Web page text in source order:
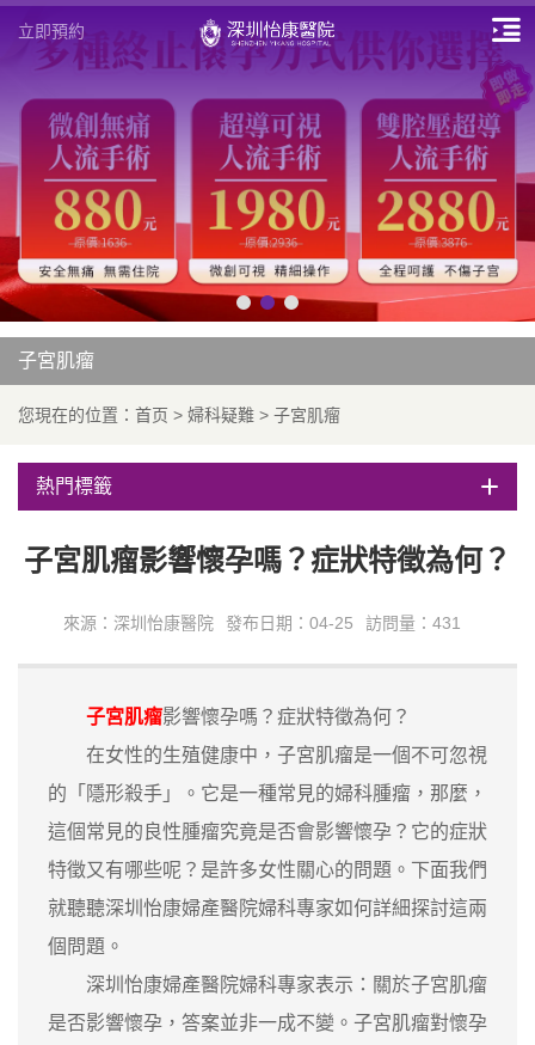
立即預約
子宮肌瘤
您現在的位置： 首页 > 婦科疑難 > 子宮肌瘤
熱門標籤
子宮肌瘤影響懷孕嗎？症狀特徵為何？
來源：深圳怡康醫院 發布日期：04-25 訪問量：431
子宮肌瘤影響懷孕嗎？症狀特徵為何？
在女性的生殖健康中，子宮肌瘤是一個不可忽視
的「隱形殺手」。它是一種常見的婦科腫瘤，那麼，
這個常見的良性腫瘤究竟是否會影響懷孕？它的症狀
特徵又有哪些呢？是許多女性關心的問題。下面我們
就聽聽深圳怡康婦產醫院婦科專家如何詳細探討這兩
個問題。
深圳怡康婦產醫院婦科專家表示：關於子宮肌瘤
是否影響懷孕，答案並非一成不變。子宮肌瘤對懷孕